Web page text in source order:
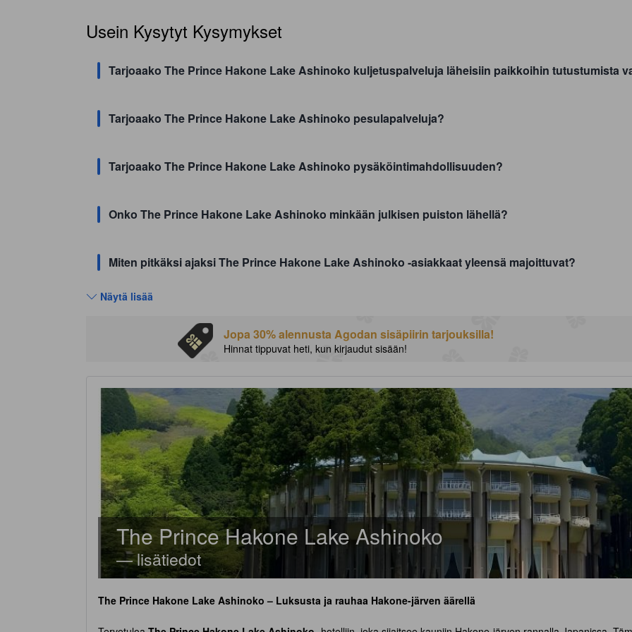
Usein Kysytyt Kysymykset
Tarjoaako The Prince Hakone Lake Ashinoko kuljetuspalveluja läheisiin paikkoihin tutustumista
Tarjoaako The Prince Hakone Lake Ashinoko pesulapalveluja?
Tarjoaako The Prince Hakone Lake Ashinoko pysäköintimahdollisuuden?
Onko The Prince Hakone Lake Ashinoko minkään julkisen puiston lähellä?
Miten pitkäksi ajaksi The Prince Hakone Lake Ashinoko -asiakkaat yleensä majoittuvat?
Näytä lisää
Jopa 30% alennusta Agodan sisäpiirin tarjouksilla!
Hinnat tippuvat heti, kun kirjaudut sisään!
The Prince Hakone Lake Ashinoko
— lisätiedot
The Prince Hakone Lake Ashinoko – Luksusta ja rauhaa Hakone-järven äärellä